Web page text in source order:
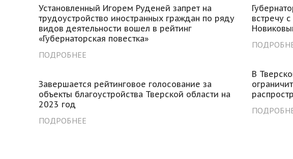
Установленный Игорем Руденей запрет на
трудоустройство иностранных граждан по ряду
видов деятельности вошел в рейтинг
«Губернаторская повестка»
ПОДРОБНЕЕ
встречу
В
Завершается рейтинговое голосование за
объекты благоустройства Тверской области на
2023 год
ПОДРОБНЕЕ